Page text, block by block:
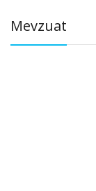
Mevzuat